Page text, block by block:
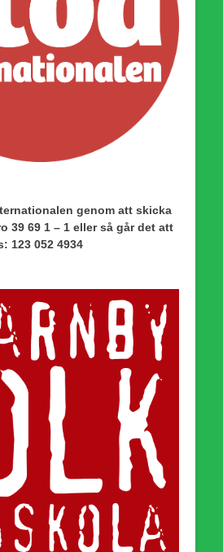
genom att skicka
39 69 1 – 1 eller så går det att
123 052 4934